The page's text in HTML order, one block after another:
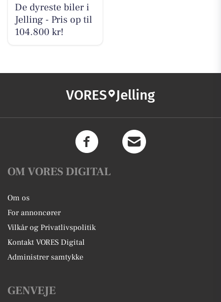
De dyreste biler i
Jelling - Pris op til
104.800 kr!
VORES Jelling
OM VORES DIGITAL
Om os
For annoncører
Vilkår og Privatlivspolitik
Kontakt VORES Digital
Administrer samtykke
GENVEJE